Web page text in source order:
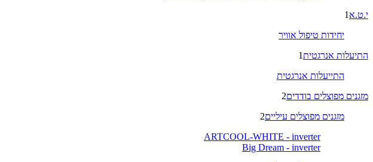
י.ט.א 1
יחידות טיפול אוויר
התיעלות אנרגטית1
התייעלות אנרגטית
מזגנים מפוצלים בודדים2
מזגנים מפוצלים עיליים2
ARTCOOL-WHITE - inverter
Big Dream - inverter